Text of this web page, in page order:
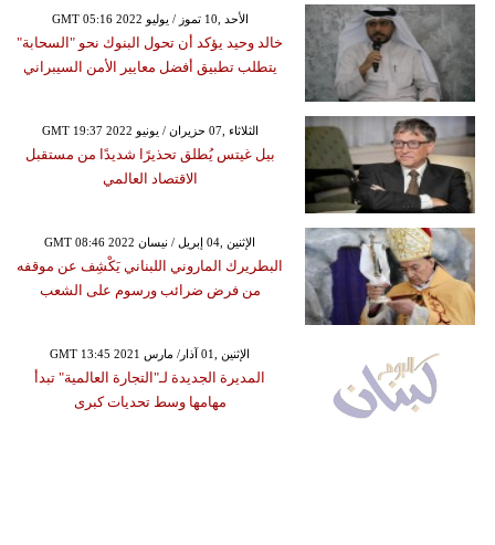
GMT 05:16 2022 الأحد ,10 تموز / يوليو
خالد وحيد يؤكد أن تحول البنوك نحو "السحابة"
يتطلب تطبيق أفضل معايير الأمن السيبراني
GMT 19:37 2022 الثلاثاء ,07 حزيران / يونيو
بيل غيتس يُطلق تحذيرًا شديدًا من مستقبل
الاقتصاد العالمي
GMT 08:46 2022 الإثنين ,04 إبريل / نيسان
البطريرك الماروني اللبناني يَكْشِف عن موقفه
من فرض ضرائب ورسوم على الشعب
GMT 13:45 2021 الإثنين ,01 آذار/ مارس
المديرة الجديدة لـ"التجارة العالمية" تبدأ
مهامها وسط تحديات كبرى